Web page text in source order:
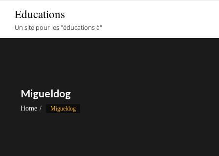
content
Educations
Un site pour les "éducations à"
Migueldog
Home Migueldog